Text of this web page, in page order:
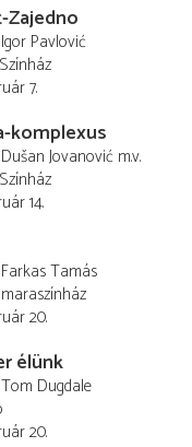
Zajedno
Igor Pavlović
7.
komplexus
Dušan Jovanović m.v.
14.
Farkas Tamás
20.
élünk
Tom Dugdale
20.